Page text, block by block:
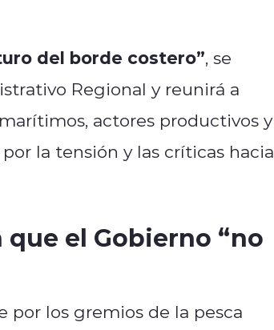
del borde costero”, se
Regional y reunirá a
actores productivos y
la tensión y las críticas hacia
el Gobierno “no
por los gremios de la pesca